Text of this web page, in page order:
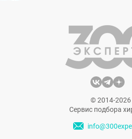
© 2014-2026
Сервис подбора